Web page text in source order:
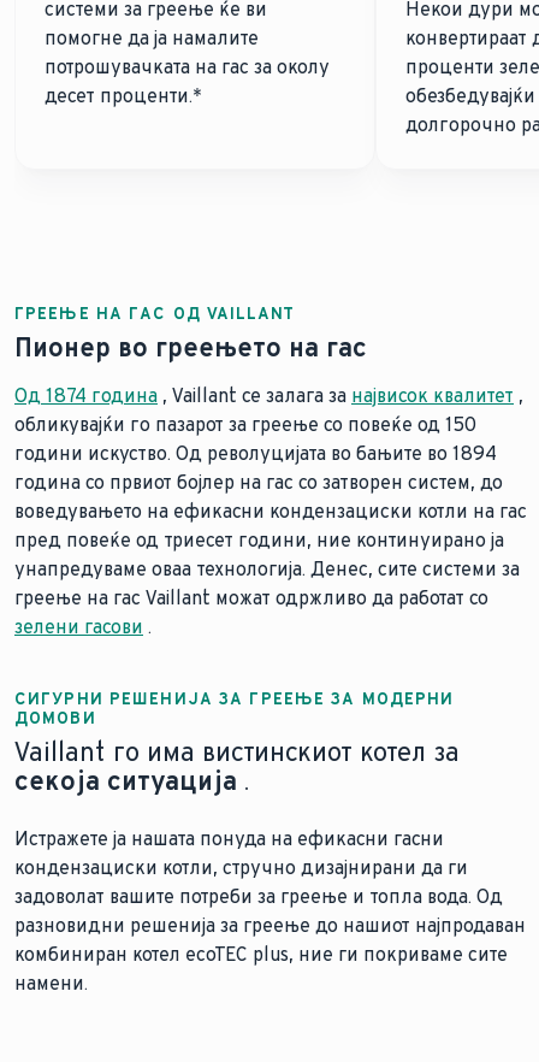
системи за греење ќе ви
помогне да ја намалите
потрошувачката на гас за околу
десет проценти.*
Некои дури
конвертираат
проценти
долгорочно
ГРЕЕЊЕ НА ГАС ОД VAILLANT
Пионер во греењето на гас
Од 1874 година , Vaillant се залага за највисок квалитет ,
обликувајќи го пазарот за греење со повеќе од 150
години искуство. Од револуцијата во бањите во 1894
година со првиот бојлер на гас со затворен систем, до
воведувањето на ефикасни кондензациски котли на гас
пред повеќе од триесет години, ние континуирано ја
унапредуваме оваа технологија. Денес, сите системи за
греење на гас Vaillant можат одржливо да работат со
зелени гасови .
СИГУРНИ РЕШЕНИЈА ЗА ГРЕЕЊЕ ЗА МОДЕРНИ
ДОМОВИ
Vaillant го има вистинскиот котел за
секоја ситуација .
Истражете ја нашата понуда на ефикасни гасни
кондензациски котли, стручно дизајнирани да ги
задоволат вашите потреби за греење и топла вода. Од
разновидни решенија за греење до нашиот најпродаван
комбиниран котел ecoTEC plus, ние ги покриваме сите
намени.